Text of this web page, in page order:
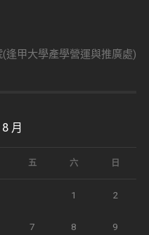
逢甲大學產學營運與推廣處)
月
五 六 日
1 2
7 8 9